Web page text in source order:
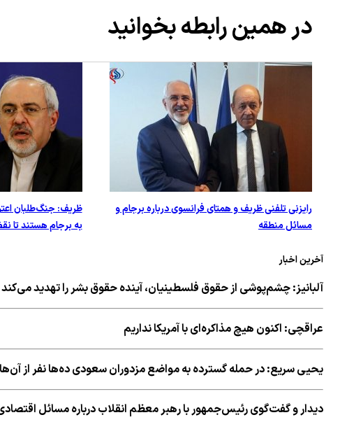
در همین رابطه بخوانید
رایزنی تلفنی ظریف و همتای فرانسوی درباره برجام و
مسائل منطقه
ظریف: جنگ‌طلبان
به برجام هستند تا
آخرین اخبار
آلبانیز: چشم‌پوشی از حقوق فلسطینیان، آینده حقوق بشر را تهدید می‌کند
عراقچی: اکنون هیچ مذاکره‌ای با آمریکا نداریم
یحیی سریع: در حمله گسترده به مواضع مزدوران سعودی ده‌ها نفر از
دیدار و گفت‌گوی رئیس‌جمهور با رهبر معظم انقلاب درباره مسائل